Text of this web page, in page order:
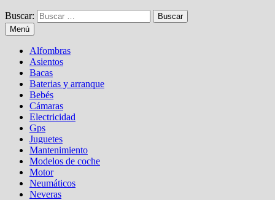
Buscar:
Menú
Alfombras
Asientos
Bacas
Baterias y arranque
Bebés
Cámaras
Electricidad
Gps
Juguetes
Mantenimiento
Modelos de coche
Motor
Neumáticos
Neveras